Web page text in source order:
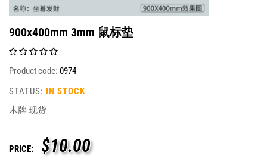
900x400mm 3mm 鼠标垫
Product code: 0974
STATUS: IN STOCK
木牌 现货
PRICE: $10.00